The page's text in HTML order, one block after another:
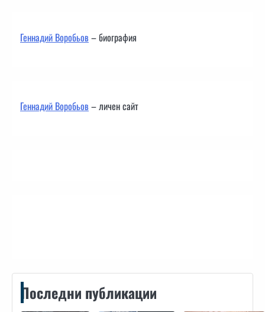
Геннадий Воробьов– биография
Геннадий Воробьов– личен сайт
Последни публикации